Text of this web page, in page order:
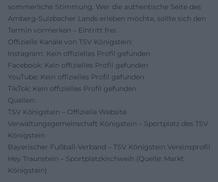
sommerliche Stimmung. Wer die authentische Seite des
Amberg-Sulzbacher Lands erleben möchte, sollte sich den
Termin vormerken – Eintritt frei.
Offizielle Kanäle von TSV Königstein:
Instagram: Kein offizielles Profil gefunden
Facebook: Kein offizielles Profil gefunden
YouTube: Kein offizielles Profil gefunden
TikTok: Kein offizielles Profil gefunden
Quellen:
TSV Königstein – Offizielle Website
Verwaltungsgemeinschaft Königstein – Sportplatz des TSV
Königstein
Bayerischer Fußball-Verband – TSV Königstein Vereinsprofil
Hey Traunstein – Sportplatzkirchweih (Quelle: Markt
Königstein)